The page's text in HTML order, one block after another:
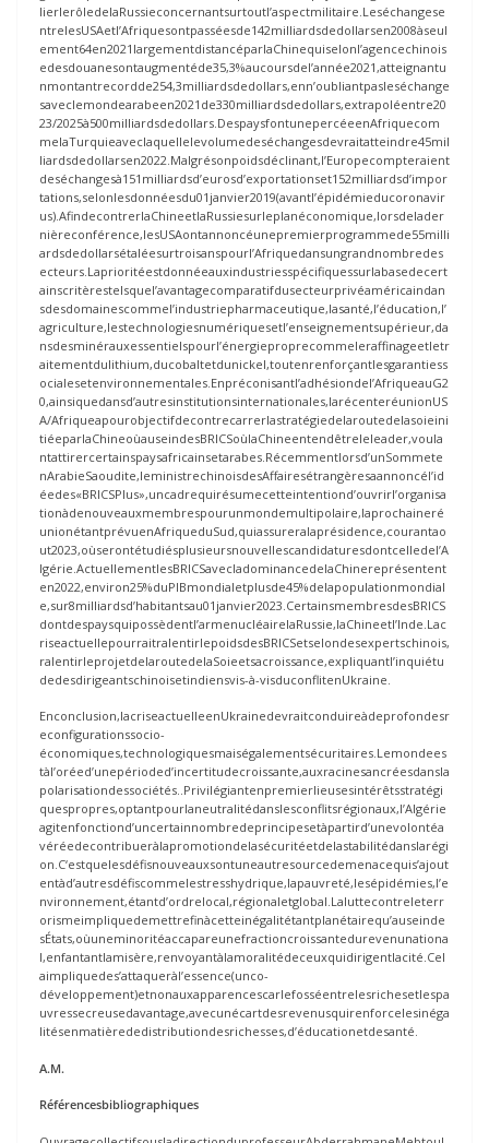
lierlerôledelaRussieconcernantsurtoutl’aspectmilitaire.Leséchangese
ntrelesUSAetl’Afriquesontpasséesde142milliardsdedollarsen2008àseul
ement64en2021largementdistancéparlaChinequiselonl’agencechinois
edesdouanesontaugmentéde35,3%aucoursdel’année2021,atteignantu
nmontantrecordde254,3milliardsdedollars,enn’oubliantpasleséchange
saveclemondearabeen2021de330milliardsdedollars,extrapoléentre20
23/2025à500milliardsdedollars.DespaysfontunepercéeenAfriquecom
melaTurquieaveclaquellelevolumedeséchangesdevraitatteindre45mil
liardsdedollarsen2022.Malgrésonpoidsdéclinant,l’Europecompteraient
deséchangesà151milliardsd’eurosd’exportationset152milliardsd’impor
tations,selonlesdonnéesdu01janvier2019(avantl’épidémieducoronavir
us).AfindecontrerlaChineetlaRussiesurleplanéconomique,lorsdelader
nièreconférence,lesUSAontannoncéunepremierprogrammede55milli
ardsdedollarsétaléesurtroisanspourl’Afriquedansungrandnombredes
ecteurs.Laprioritéestdonnéeauxindustriesspécifiquessurlabasedecert
ainscritèrestelsquel’avantagecomparatifdusecteurprivéaméricaindan
sdesdomainescommel’industriepharmaceutique,lasanté,l’éducation,l’
agriculture,lestechnologiesnumériquesetl’enseignementsupérieur,da
nsdesminérauxessentielspourl’énergieproprecommeleraffinageetletr
aitementdulithium,ducobaltetdunickel,toutenrenforçantlesgarantiess
ocialesetenvironnementales.Enpréconisantl’adhésiondel’AfriqueauG2
0,ainsiquedansd’autresinstitutionsinternationales,larécenteréunionUS
A/Afriqueapourobjectifdecontrecarrerlastratégiedelaroutedelasoieini
tiéeparlaChineoùauseindesBRICSoùlaChineentendêtreleleader,voula
ntattirercertainspaysafricainsetarabes.Récemmentlorsd’unSommete
nArabieSaoudite,leministrechinoisdesAffairesétrangèresaannoncél’id
éedes«BRICSPlus»,uncadrequirésumecetteintentiond’ouvrirl’organisa
tionàdenouveauxmembrespourunmondemultipolaire,laprochaineré
unionétantprévuenAfriqueduSud,quiassureralaprésidence,courantao
ut2023,oùserontétudiésplusieursnouvellescandidaturesdontcelledel’A
lgérie.ActuellementlesBRICSavecladominancedelaChinereprésentent
en2022,environ25%duPIBmondialetplusde45%delapopulationmondial
e,sur8milliardsd’habitantsau01janvier2023.CertainsmembresdesBRICS
dontdespaysquipossèdentl’armenucléairelaRussie,laChineetl’Inde.Lac
riseactuellepourraitralentirlepoidsdesBRICSetselondesexpertschinois,
ralentirleprojetdelaroutedelaSoieetsacroissance,expliquantl’inquiétu
dedesdirigeantschinoisetindiensvis-à-visduconflitenUkraine.
Enconclusion,lacriseactuelleenUkrainedevraitconduireàdeprofondesr
econfigurationssocio-
économiques,technologiquesmaiségalementsécuritaires.Lemondees
tàl’oréed’unepérioded’incertitudecroissante,auxracinesancréesdansla
polarisationdessociétés..Privilégiantenpremierlieusesintérêtsstratégi
quespropres,optantpourlaneutralitédanslesconflitsrégionaux,l’Algérie
agitenfonctiond’uncertainnombredeprincipesetàpartird’unevolontéa
véréedecontribueràlapromotiondelasécuritéetdelastabilitédanslarégi
on.C‘estquelesdéfisnouveauxsontuneautresourcedemenacequis’ajout
entàd’autresdéfiscommelestresshydrique,lapauvreté,lesépidémies,l’e
nvironnement,étantd’ordrelocal,régionaletglobal.Laluttecontreleterr
orismeimpliquedemettrefinàcetteinégalitétantplanétairequ’auseinde
sÉtats,oùuneminoritéaccapareunefractioncroissantedurevenunationa
l,enfantantlamisère,renvoyantàlamoralitédeceuxquidirigentlacité.Cel
aimpliquedes’attaqueràl’essence(unco-
développement)etnonauxapparencescarlefosséentrelesrichesetlespa
uvressecreusedavantage,avecunécartdesrevenusquirenforcelesinéga
litésenmatièrededistributiondesrichesses,d’éducationetdesanté.
A.M.
Référencesbibliographiques